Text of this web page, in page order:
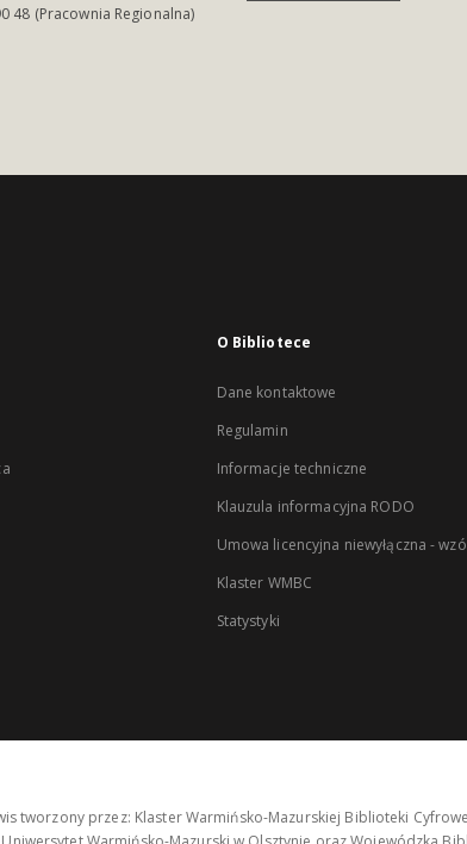
48 (Pracownia Regionalna)
O Bibliotece
Dane kontaktowe
Regulamin
Informacje techniczne
Klauzula informacyjna RODO
Umowa licencyjna niewyłączna -
Klaster WMBC
Statystyki
tworzony przez: Klaster Warmińsko-Mazurskiej Biblioteki